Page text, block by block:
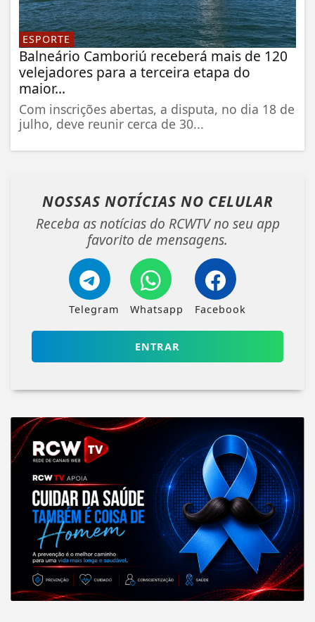
ESPORTE
Balneário Camboriú receberá mais de 120
velejadores para a terceira etapa do
maior...
Com inscrições abertas, a disputa, no dia 18 de
julho, deve reunir cerca de 30...
NOSSAS NOTÍCIAS NO CELULAR
Receba as notícias do RCWTV no seu app
favorito de mensagens.
Telegram Whatsapp Facebook
ENTRAR